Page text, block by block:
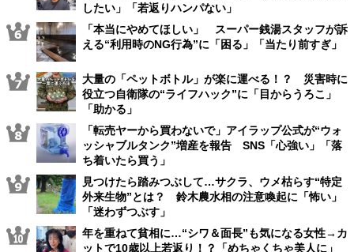
したい」「若返りハンパない」
「本当にやめてほしい」 スーパー銭湯スタッフが訴
える“利用時のNG行為”に「困る」「当たり前すぎ」
大量の「ペットボトル」が楽に運べる！？ 災害時に
役立つ自衛隊の“ライフハック”に「目からうろこ」
「助かる」
「転売ヤーから買わないで」アイラップ公式が“ウォ
ッシャブルタンク”増産を報告 SNS「心強い」「落
ち着いたら買う」
見つけたら踏みつぶして…サクラ、ウメ枯らす“特定
外来生物”とは？ 鈴木農水相の注意喚起に「怖い」
「迷わずつぶす」
年を重ねて貧相に…“シワ＆面長”も気になる女性→カ
ットで10歳以上若返り！？「めちゃくちゃ美人に」